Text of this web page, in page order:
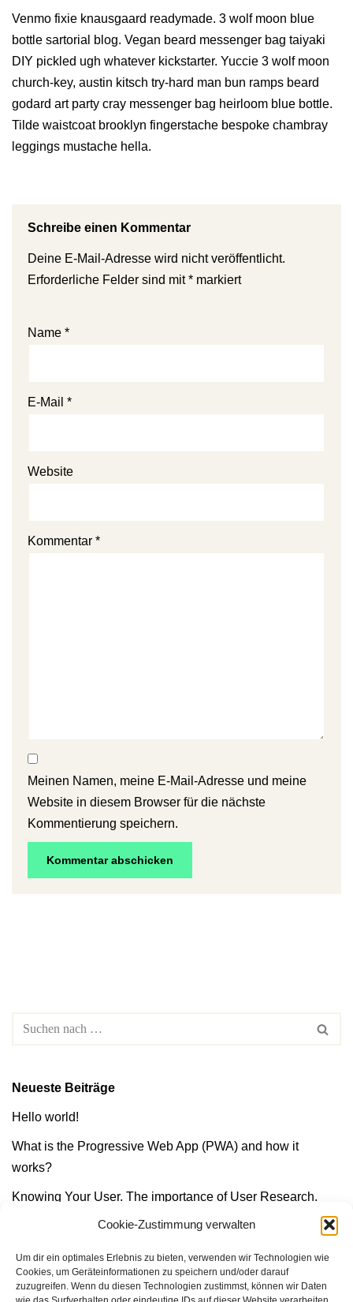
Cookie-Zustimmung verwalten
Um dir ein optimales Erlebnis zu bieten, verwenden wir Technologien wie
Cookies, um Geräteinformationen zu speichern und/oder darauf
zuzugreifen. Wenn du diesen Technologien zustimmst, können wir Daten
Venmo fixie knausgaard readymade. 3 wolf moon blue
bottle sartorial blog. Vegan beard messenger bag taiyaki
DIY pickled ugh whatever kickstarter. Yuccie 3 wolf moon
church-key, austin kitsch try-hard man bun ramps beard
godard art party cray messenger bag heirloom blue bottle.
Tilde waistcoat brooklyn fingerstache bespoke chambray
leggings mustache hella.
Schreibe einen Kommentar
Deine E-Mail-Adresse wird nicht veröffentlicht.
Erforderliche Felder sind mit* markiert
Name *
E-Mail *
Website
Kommentar *
Meinen Namen, meine E-Mail-Adresse und meine
Website in diesem Browser für die nächste
Kommentierung speichern.
Neueste Beiträge
Hello world!
What is the Progressive Web App (PWA) and how it
works?
Knowing Your User. The importance of User Research.
Best Calligraphy Fonts for Logos
A Simple Guide to Design Thinking